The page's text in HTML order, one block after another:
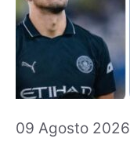
09 Agosto 2026